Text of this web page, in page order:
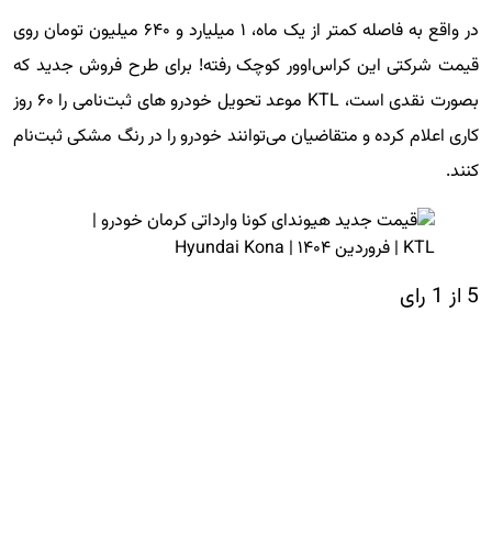
در واقع به فاصله کمتر از یک ماه، ۱ میلیارد و ۶۴۰ میلیون تومان روی
قیمت شرکتی این کراس‌اوور کوچک رفته! برای طرح فروش جدید که
بصورت نقدی است، KTL موعد تحویل خودرو های ثبت‌نامی را ۶۰ روز
کاری اعلام کرده و متقاضیان می‌توانند خودرو را در رنگ مشکی ثبت‌نام
کنند.
5 از 1 رای